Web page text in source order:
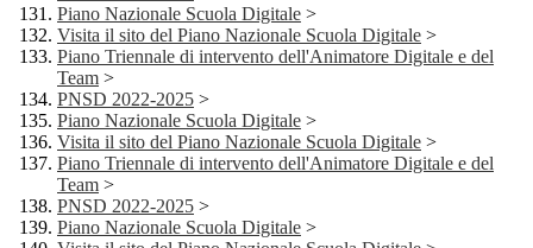
Piano Nazionale Scuola Digitale >
Visita il sito del Piano Nazionale Scuola Digitale >
Piano Triennale di intervento dell'Animatore Digitale e del
Team >
PNSD 2022-2025 >
Piano Nazionale Scuola Digitale >
Visita il sito del Piano Nazionale Scuola Digitale >
Piano Triennale di intervento dell'Animatore Digitale e del
Team >
PNSD 2022-2025 >
Piano Nazionale Scuola Digitale >